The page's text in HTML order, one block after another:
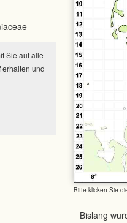
Bitte klicken Sie
Bislang
Sie auf alle
erhalten und